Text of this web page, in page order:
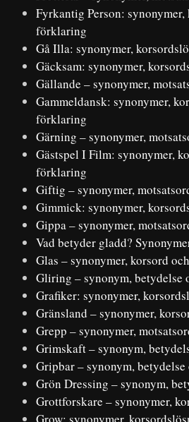
Fyrkantig Person:
förklaring
Gå Illa: synonymer,
Gäcksam: synonymer,
Gällande – synonymer,
Gammeldansk: synonymer,
förklaring
Gärning – synonymer,
Gästspel I Film: synonymer,
förklaring
Giftig – synonymer,
Gimmick: synonymer,
Gippa – synonymer,
Vad betyder gladd?
Glas – synonymer, korsord
Gliring – synonym, betydelse
Grafiker: synonymer,
Gränsland – synonymer,
Grepp – synonymer,
Grimskaft – synonym,
Gripbar – synonym,
Grön Dressing – synonym,
Grottforskare – synonymer,